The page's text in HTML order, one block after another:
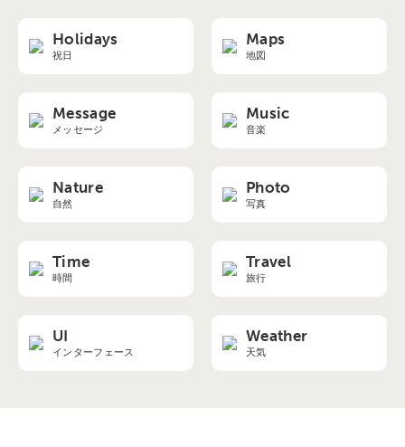
Holidays
祝日
Maps
地図
Message
メッセージ
Music
音楽
Nature
自然
Photo
写真
Time
時間
Travel
旅行
UI
インターフェース
Weather
天気